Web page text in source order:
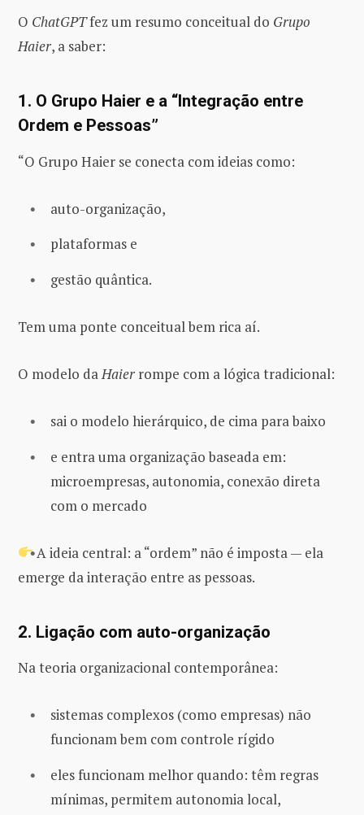
O ChatGPTfez um resumo conceitual do Grupo
Haier, a saber:
1. O Grupo Haier e a “Integração entre
Ordem e Pessoas”
“O Grupo Haier se conecta com ideias como:
auto-organização,
plataformas e
gestão quântica.
Tem uma ponte conceitual bem rica aí.
O modelo daHaier rompe com a lógica tradicional:
sai o modelo hierárquico, de cima para baixo
e entra uma organização baseada em:
microempresas, autonomia, conexão direta
com o mercado
A ideia central: a “ordem” não é imposta — ela
emerge da interação entre as pessoas.
2. Ligação com auto-organização
Na teoria organizacional contemporânea:
sistemas complexos (como empresas) não
funcionam bem com controle rígido
eles funcionam melhor quando: têm regras
mínimas, permitem autonomia local,